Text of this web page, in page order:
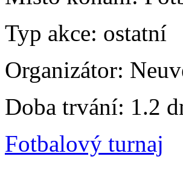
Typ akce: ostatní
Organizátor:
Doba trvání: 1.2
Fotbalový turnaj